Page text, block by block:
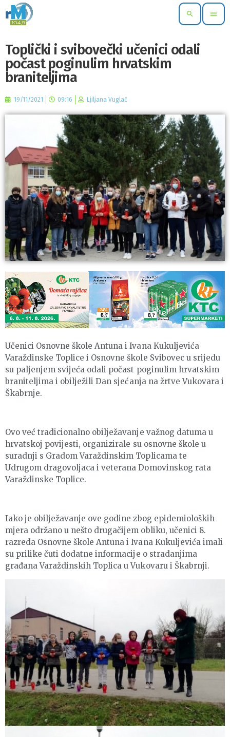
search menu
Toplički i svibovečki učenici odali
počast poginulim hrvatskim
braniteljima
19/11/2021 09:16 Ljiljana Vuglač
Učenici Osnovne škole Antuna i Ivana Kukuljevića
Varaždinske Toplice i Osnovne škole Svibovec u srijedu
su paljenjem svijeća odali počast poginulim hrvatskim
braniteljima i obilježili Dan sjećanja na žrtve Vukovara i
Škabrnje.
Ovo već tradicionalno obilježavanje važnog datuma u
hrvatskoj povijesti, organizirale su osnovne škole u
suradnji s Gradom Varaždinskim Toplicama te
Udrugom dragovoljaca i veterana Domovinskog rata
Varaždinske Toplice.
Iako je obilježavanje ove godine zbog epidemioloških
mjera održano u nešto drugačijem obliku, učenici 8.
razreda Osnovne škole Antuna i Ivana Kukuljevića imali
su prilike čuti dodatne informacije o stradanjima
građana Varaždinskih Toplica u Vukovaru i Škabrnji.